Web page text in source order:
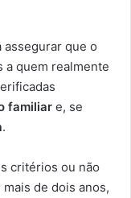
que o
a quem realmente
familiar e, se
.
critérios ou não
mais de dois anos,